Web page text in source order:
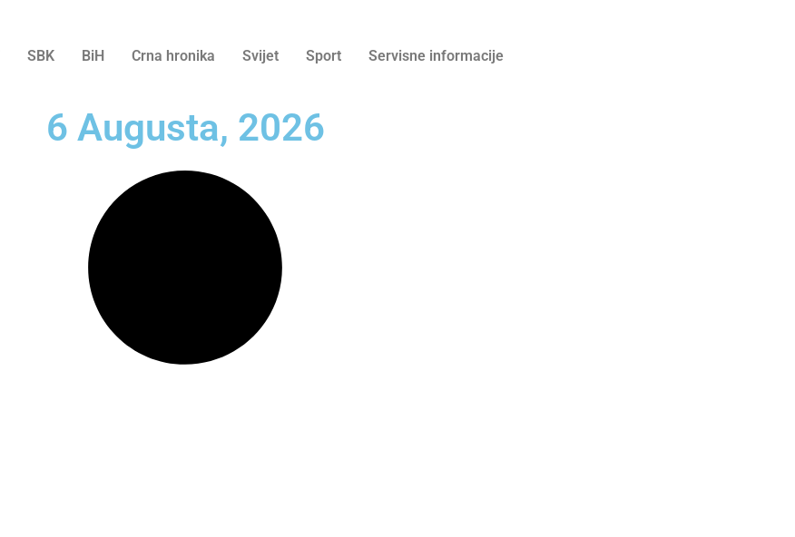
SBK BiH Crna hronika Svijet Sport Servisne informacije
6 Augusta, 2026